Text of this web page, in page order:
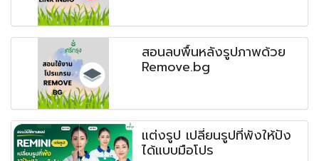
สอนลบพื้นหลังรูปภาพด้วย
Remove.bg
แต่งรูป เปลี่ยนรูปที่พังให้ปัง
ได้แบบมือโปร